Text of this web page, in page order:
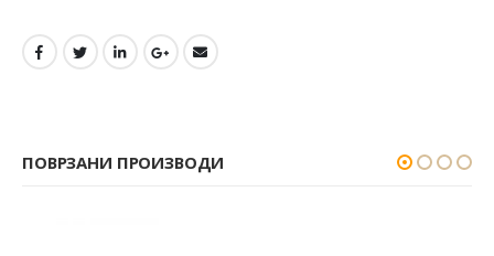
ПОВРЗАНИ ПРОИЗВОДИ